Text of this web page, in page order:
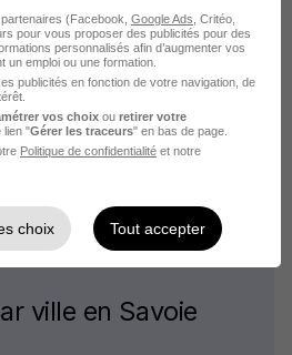
à Chambéry
Plombier chauffagiste
Electricien d'équipement
Technicien travaux
Charpentier bois
ville en Savoie
partenaires (Facebook, Google Ads , Critéo,
pour vous proposer des publicités pour des
personnalisés afin d’augmenter vos
un emploi ou une formation.
publicités en fonction de votre navigation, de
vos choix ou retirer votre
lien "Gérer les traceurs" en bas de page.
Politique de confidentialité et notre
choix Tout accepter